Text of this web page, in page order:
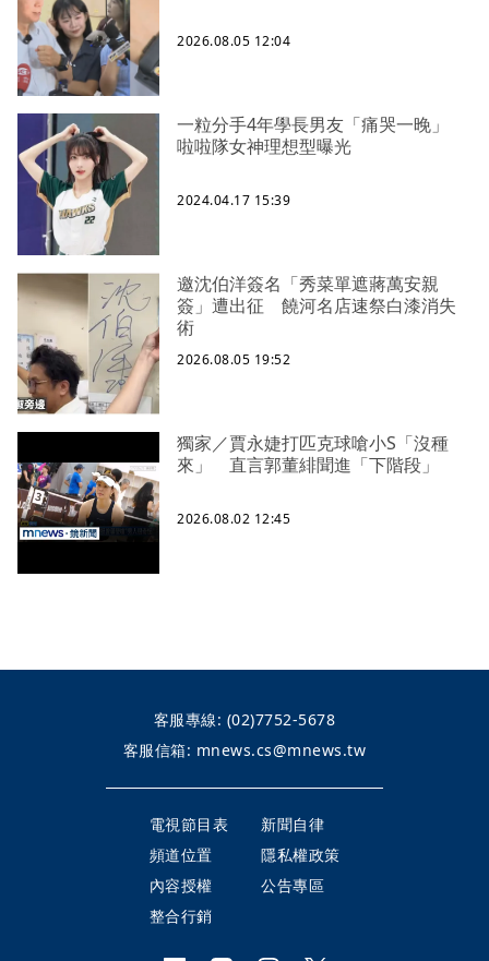
2026.08.05 12:04
一粒分手4年學長男友「痛哭一晚」
啦啦隊女神理想型曝光
2024.04.17 15:39
邀沈伯洋簽名「秀菜單遮蔣萬安親
簽」遭出征 饒河名店速祭白漆消失
術
2026.08.05 19:52
獨家／賈永婕打匹克球嗆小S「沒種
來」 直言郭董緋聞進「下階段」
2026.08.02 12:45
客服專線: (02)7752-5678
客服信箱: mnews.cs@mnews.tw
電視節目表
新聞自律
頻道位置
隱私權政策
內容授權
公告專區
整合行銷